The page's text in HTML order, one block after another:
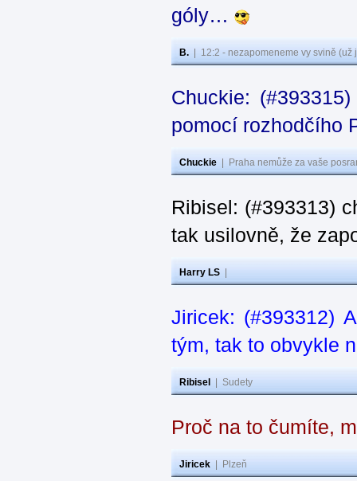
góly…
B. 12:2 - nezapomeneme vy svině
Chuckie:
pomocí rozhodčího
Chuckie Praha nemůže za vaše
Ribisel: (#393313)
tak usilovně, že
Harry LS
Jiricek: (#393312)
tým, tak to obvykle
Ribisel Sudety
Proč na to čumíte,
Jiricek Plzeň